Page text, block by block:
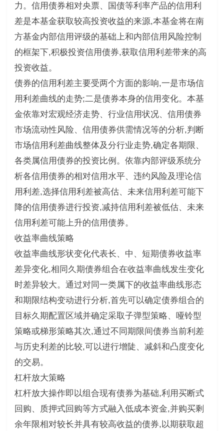
力。信用债券相对央票、国债等利率产品的信用利
差是本基金获取较高投资收益的来源,本基金将在南
方基金内部信用评级的基础上和内部信用风险控制
的框架下,积极投资信用债券,获取信用利差带来的高
投资收益。
债券的信用利差主要受两个方面的影响,一是市场信
用利差曲线的走势;二是债券本身的信用变化。本基
金依靠对宏观经济走势、行业信用状况、信用债券
市场流动性风险、信用债券供需情况等的分析,判断
市场信用利差曲线整体及分行业走势,确定各期限、
各类属信用债券的投资比例。依靠内部评级系统分
析各信用债券的相对信用水平、违约风险及理论信
用利差,选择信用利差被高估、未来信用利差可能下
降的信用债券进行投资,减持信用利差被低估、未来
信用利差可能上升的信用债券。
收益率曲线策略
收益率曲线形状变化代表长、中、短期债券收益率
差异变化,相同久期债券组合在收益率曲线发生变化
时差异较大。通过对同一类属下的收益率曲线形态
和期限结构变动进行分析,首先可以确定债券组合的
目标久期配置区域并确定采取子弹型策略、哑铃型
策略或梯形策略其次,通过不同期限间债券当前利差
与历史利差的比较,可以进行增陡、减斜和凸度变化
的交易。
杠杆放大策略
杠杆放大操作即以组合现有债券为基础,利用买断式
回购、质押式回购等方式融入低成本资金,并购买剩
余年限相对较长并具有较高收益的债券,以期获取超